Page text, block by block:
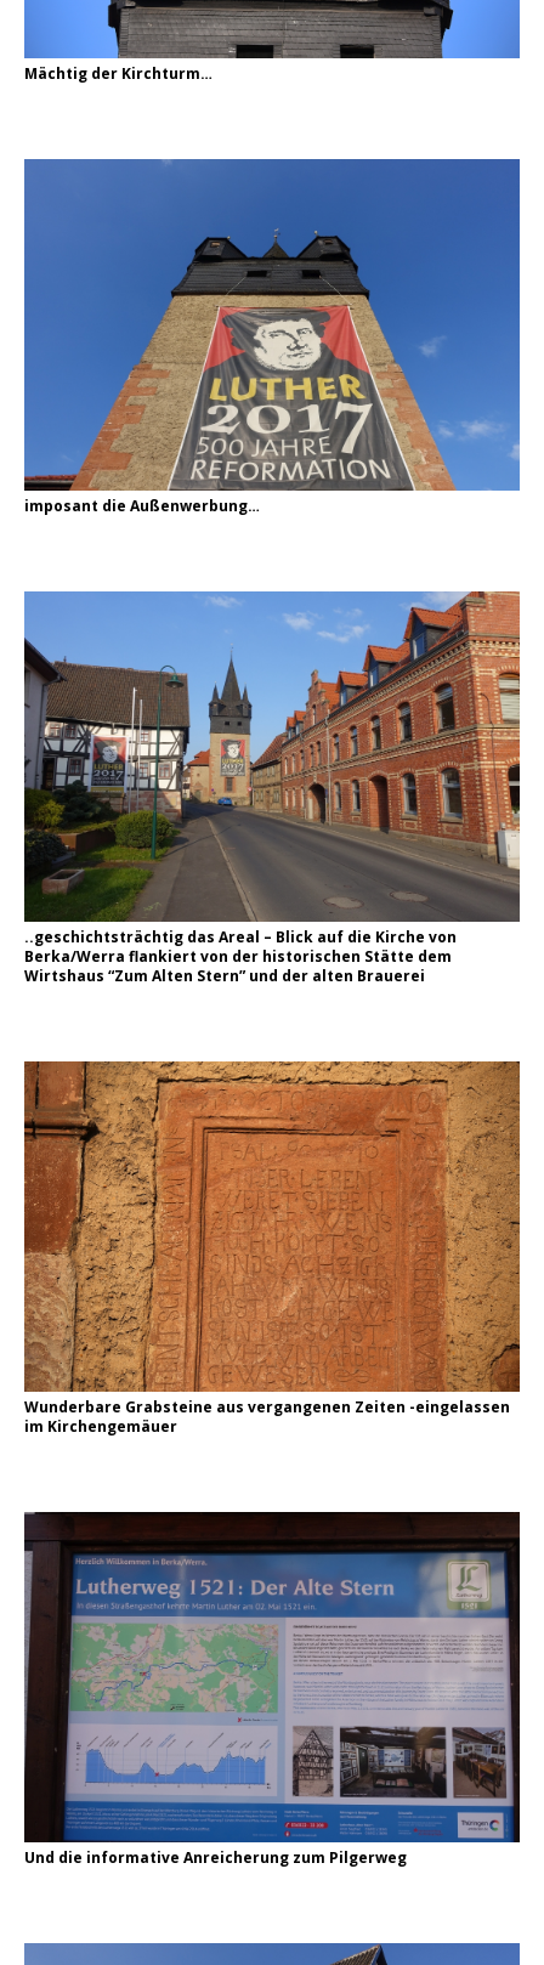
Mächtig der Kirchturm…
imposant die Außenwerbung…
..geschichtsträchtig das Areal – Blick auf die Kirche von
Berka/Werra flankiert von der historischen Stätte dem
Wirtshaus “Zum Alten Stern” und der alten Brauerei
Wunderbare Grabsteine aus vergangenen Zeiten -eingelassen
im Kirchengemäuer
Und die informative Anreicherung zum Pilgerweg